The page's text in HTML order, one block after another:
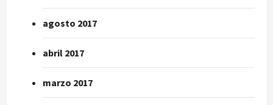
agosto 2017
abril 2017
marzo 2017